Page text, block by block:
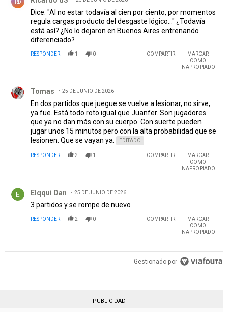
RD
Dice: "Al no estar todavía al cien por ciento, por momentos
regula cargas producto del desgaste lógico..." ¿Todavía
está así? ¿No lo dejaron en Buenos Aires entrenando
diferenciado?
RESPONDER 1 0 COMPARTIR
MARCAR
COMO
INAPROPIADO
Tomas 25 DE JUNIO DE 2026
En dos partidos que juegue se vuelve a lesionar, no sirve,
ya fue. Está todo roto igual que Juanfer. Son jugadores
que ya no dan más con su cuerpo. Con suerte pueden
jugar unos 15 minutos pero con la alta probabilidad que se
lesionen. Que se vayan ya.
EDITADO
RESPONDER 2 1 COMPARTIR
MARCAR
COMO
INAPROPIADO
Elqqui Dan 25 DE JUNIO DE 2026
3 partidos y se rompe de nuevo
RESPONDER 2 0 COMPARTIR
MARCAR
COMO
INAPROPIADO
Gestionado por
PUBLICIDAD